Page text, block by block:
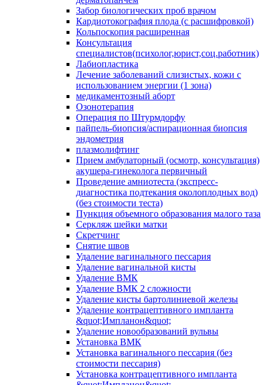
Забор биологических проб врачом
Кардиотокография плода (с расшифровкой)
Кольпоскопия расширенная
Консультация
специалистов(психолог,юрист,соц.работник)
Лабиопластика
Лечение заболеваний слизистых, кожи с
использованием энергии (1 зона)
медикаментозный аборт
Озонотерапия
Операция по Штурмдорфу
пайпель-биопсия/аспирационная биопсия
эндометрия
плазмолифтинг
Прием амбулаторный (осмотр, консультация)
акушера-гинеколога первичный
Проведение амниотеста (экспресс-
диагностика подтекания околоплодных вод)
(без стоимости теста)
Пункция объемного образования малого таза
Серкляж шейки матки
Скретчинг
Снятие швов
Удаление вагинального пессария
Удаление вагинальной кисты
Удаление ВМК
Удаление ВМК 2 сложности
Удаление кисты бартолиниевой железы
Удаление контрацептивного импланта
&quot;Импланон&quot;
Удаление новообразований вульвы
Установка ВМК
Установка вагинального пессария (без
стоимости пессария)
Установка контрацептивного импланта